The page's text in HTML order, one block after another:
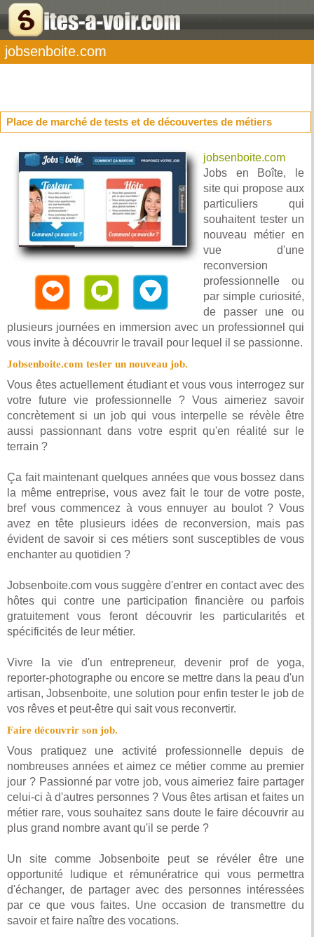
jobsenboite.com
Place de marché de tests et de découvertes de métiers
jobsenboite.com
Jobs en Boîte, le
site qui propose aux
particuliers qui
souhaitent tester un
nouveau métier en
vue d'une
reconversion
professionnelle ou
par simple curiosité,
de passer une ou
plusieurs journées en immersion avec un professionnel qui
vous invite à découvrir le travail pour lequel il se passionne.
Jobsenboite.com tester un nouveau job.
Vous êtes actuellement étudiant et vous vous interrogez sur
votre future vie professionnelle ? Vous aimeriez savoir
concrètement si un job qui vous interpelle se révèle être
aussi passionnant dans votre esprit qu'en réalité sur le
terrain ?
Ça fait maintenant quelques années que vous bossez dans
la même entreprise, vous avez fait le tour de votre poste,
bref vous commencez à vous ennuyer au boulot ? Vous
avez en tête plusieurs idées de reconversion, mais pas
évident de savoir si ces métiers sont susceptibles de vous
enchanter au quotidien ?
Jobsenboite.com vous suggère d'entrer en contact avec des
hôtes qui contre une participation financière ou parfois
gratuitement vous feront découvrir les particularités et
spécificités de leur métier.
Vivre la vie d'un entrepreneur, devenir prof de yoga,
reporter-photographe ou encore se mettre dans la peau d'un
artisan, Jobsenboite, une solution pour enfin tester le job de
vos rêves et peut-être qui sait vous reconvertir.
Faire découvrir son job.
Vous pratiquez une activité professionnelle depuis de
nombreuses années et aimez ce métier comme au premier
jour ? Passionné par votre job, vous aimeriez faire partager
celui-ci à d'autres personnes ? Vous êtes artisan et faites un
métier rare, vous souhaitez sans doute le faire découvrir au
plus grand nombre avant qu'il se perde ?
Un site comme Jobsenboite peut se révéler être une
opportunité ludique et rémunératrice qui vous permettra
d'échanger, de partager avec des personnes intéressées
par ce que vous faites. Une occasion de transmettre du
savoir et faire naître des vocations.